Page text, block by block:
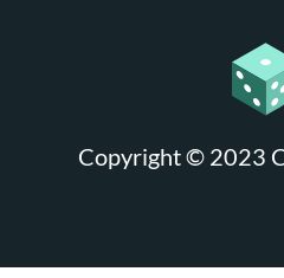
Copyright © 2023